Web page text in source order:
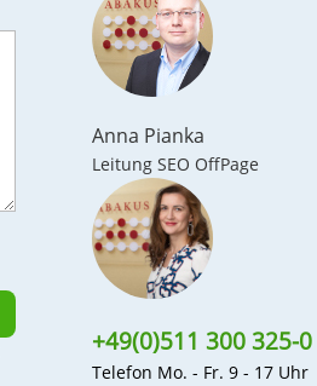
Anna Pianka
Leitung SEO OffPage
+49(0)511 300 325-0
Telefon Mo. - Fr. 9 - 17 Uhr